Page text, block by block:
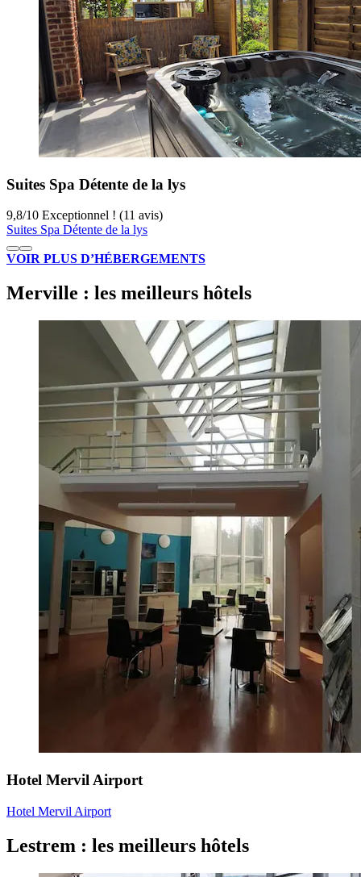
Suites Spa Détente de la lys
9,8/10 Exceptionnel ! (11 avis)
Suites Spa Détente de la lys
VOIR PLUS D’HÉBERGEMENTS
Merville : les meilleurs hôtels
Hotel Mervil Airport
Hotel Mervil Airport
Lestrem : les meilleurs hôtels